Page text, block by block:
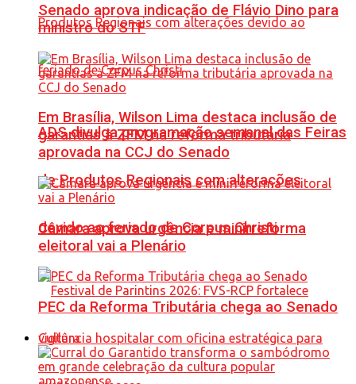
ADS divulga programação semanal das Feiras
de Produtos Regionais com alterações
devido ao feriado de Corpus Christi
Senado aprova indicação de Flávio Dino para
ministro do STF
Em Brasília, Wilson Lima destaca inclusão de
garantias à ZFM na reforma tributária
aprovada na CCJ do Senado
Câmara aprova urgência e minirreforma
eleitoral vai a Plenário
PEC da Reforma Tributária chega ao Senado
Cultura